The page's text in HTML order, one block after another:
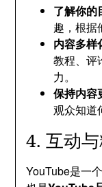
了解你的
趣，根据
内容多样
教程、评
力。
保持内容
观众知道
4. 互动
YouTube是一